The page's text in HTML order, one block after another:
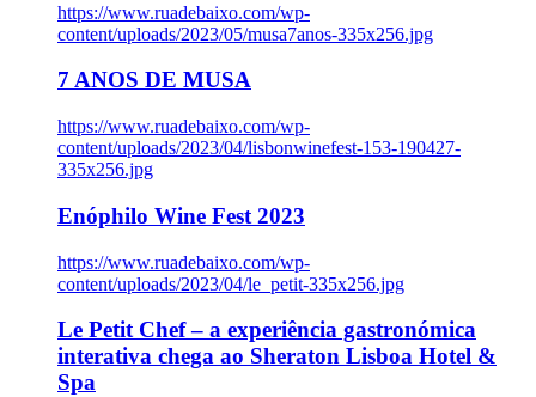
https://www.ruadebaixo.com/wp-
content/uploads/2023/05/musa7anos-335x256.jpg
7 ANOS DE MUSA
https://www.ruadebaixo.com/wp-
content/uploads/2023/04/lisbonwinefest-153-190427-
335x256.jpg
Enóphilo Wine Fest 2023
https://www.ruadebaixo.com/wp-
content/uploads/2023/04/le_petit-335x256.jpg
Le Petit Chef – a experiência gastronómica
interativa chega ao Sheraton Lisboa Hotel &
Spa